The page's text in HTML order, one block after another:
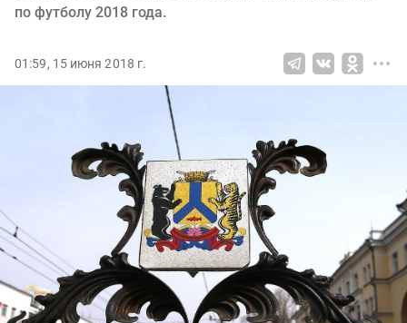
по футболу 2018 года.
01:59, 15 июня 2018 г.